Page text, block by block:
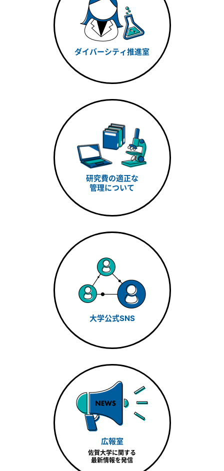
ダイバーシティ推進室
研究費の適正な
管理について
大学公式SNS
広報室
佐賀大学に関する
最新情報を発信